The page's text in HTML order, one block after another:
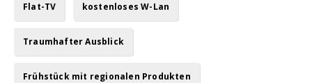
Flat-TV kostenloses W-Lan
Traumhafter Ausblick
Frühstück mit regionalen Produkten